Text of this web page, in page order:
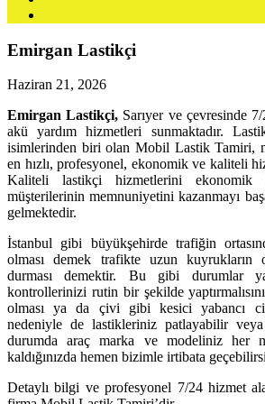
Emirgan Lastikçi
Haziran 21, 2026
Emirgan Lastikçi, Sarıyer ve çevresinde
akü yardım hizmetleri sunmaktadır.
isimlerinden biri olan Mobil Lastik Tamiri,
en hızlı, profesyonel, ekonomik ve kaliteli
Kaliteli lastikçi hizmetlerini ekonomik
müşterilerinin memnuniyetini kazanmayı
gelmektedir.
İstanbul gibi büyükşehirde trafiğin
olması demek trafikte uzun kuyrukların
durması demektir. Bu gibi durumlar
kontrollerinizi rutin bir şekilde
olması ya da çivi gibi kesici yabancı
nedeniyle de lastikleriniz patlayabilir
durumda araç marka ve modeliniz her
kaldığınızda hemen bizimle irtibata
Detaylı bilgi ve profesyonel 7/24 hizmet